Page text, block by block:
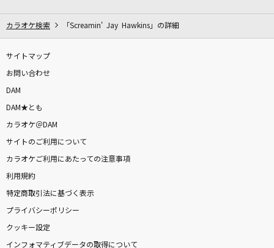
凶夢伝染
ALI PROJECT
[生音]オン・ザ・フロントライン
ヒトリエ
メリクリ
BoA
[生音]未来予想図Ⅱ
DREAMS COME TRUE
カラオケ検索 「Screamin' Jay Hawkins」の詳細
サイトマップ
お問い合わせ
DAM
DAM★とも
カラオケ＠DAM
サイトのご利用について
カラオケご利用にあたっての注意事項
利用規約
特定商取引法に基づく表示
プライバシーポリシー
クッキー設定
インフォマティブデータの取得について